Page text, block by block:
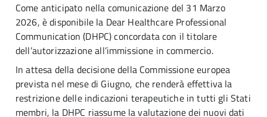
Come anticipato nella comunicazione del 31 Marzo
2026, è disponibile la Dear Healthcare Professional
Communication (DHPC) concordata con il titolare
dell’autorizzazione all’immissione in commercio.
In attesa della decisione della Commissione europea
prevista nel mese di Giugno, che renderà effettiva la
restrizione delle indicazioni terapeutiche in tutti gli Stati
membri, la DHPC riassume la valutazione dei nuovi dati